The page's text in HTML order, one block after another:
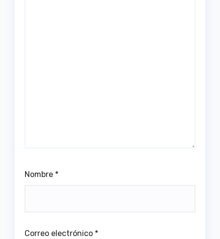
Nombre *
Correo electrónico *